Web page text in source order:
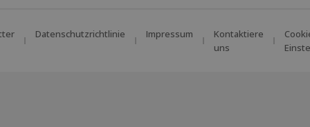
Datenschutzrichtlinie Impressum
Kontaktiere
uns